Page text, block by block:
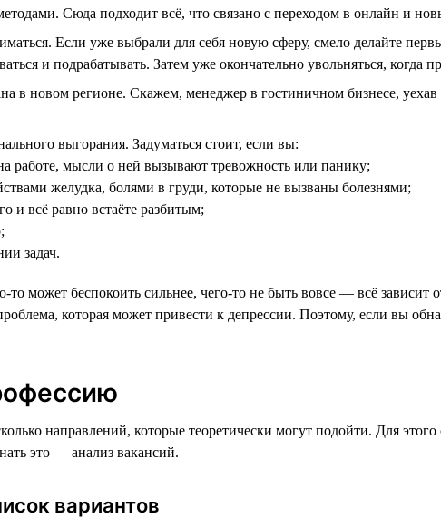
Сюда подходит всё, что связано с переходом в онлайн и
Если уже выбрали для себя новую сферу, смело делайте
и подрабатывать. Затем уже окончательно увольняться, когда
в новом регионе. Скажем, менеджер в гостиничном бизнесе,
выгорания. Задуматься стоит, если вы:
работе, мысли о ней вызывают тревожность или панику;
желудка, болями в груди, которые не вызваны болезнями;
и всё равно встаёте разбитым;
задач.
то может беспокоить сильнее, чего-то не быть вовсе — всё зависит
которая может привести к депрессии. Поэтому, если вы
направлений, которые теоретически могут подойти. Для
это — анализ вакансий.
вариантов